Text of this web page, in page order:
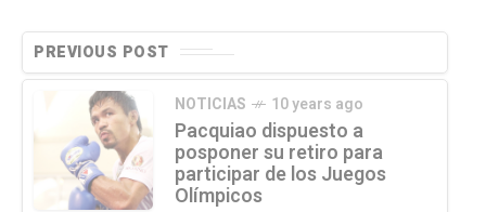
PREVIOUS POST
NOTICIAS 10 years ago
Pacquiao dispuesto a
posponer su retiro para
participar de los Juegos
Olímpicos